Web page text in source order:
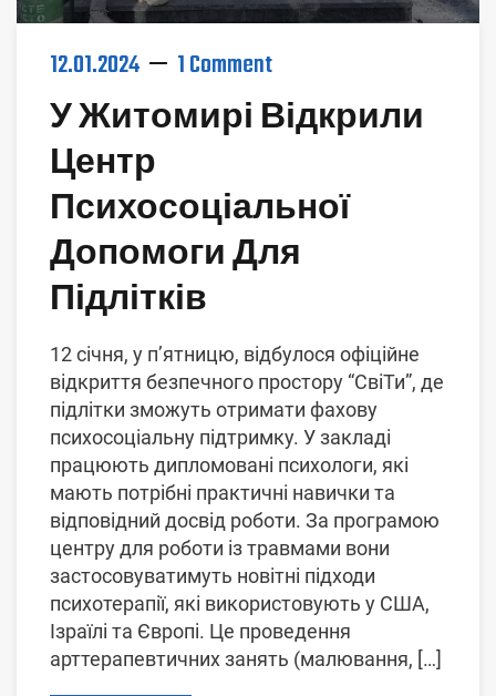
12.01.2024 1 Comment
У Житомирі Відкрили
Центр
Психосоціальної
Допомоги Для
Підлітків
12 січня, у п’ятницю, відбулося офіційне
відкриття безпечного простору “СвіТи”, де
підлітки зможуть отримати фахову
психосоціальну підтримку. У закладі
працюють дипломовані психологи, які
мають потрібні практичні навички та
відповідний досвід роботи. За програмою
центру для роботи із травмами вони
застосовуватимуть новітні підходи
психотерапії, які використовують у США,
Ізраїлі та Європі. Це проведення
арттерапевтичних занять (малювання, […]